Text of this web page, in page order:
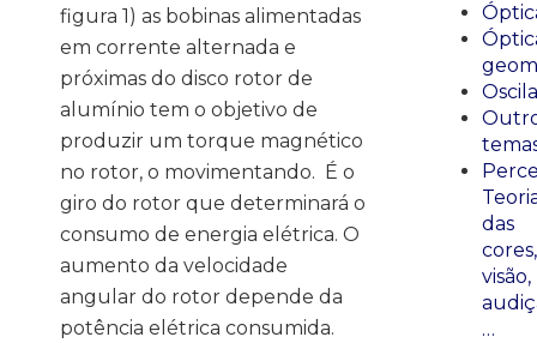
figura 1) as bobinas alimentadas
em corrente alternada e
próximas do disco rotor de
alumínio tem o objetivo de
produzir um torque magnético
no rotor, o movimentando. É o
giro do rotor que determinará o
consumo de energia elétrica. O
aumento da velocidade
angular do rotor depende da
potência elétrica consumida.
das
cores,
visão,
…